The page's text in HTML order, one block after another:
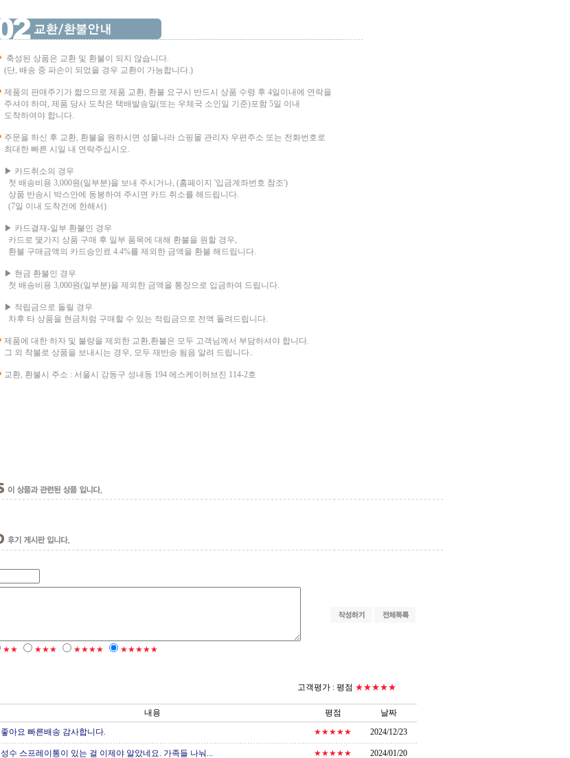
축성된 상품은 교환 및 환불이 되지 않습니다.
(단, 배송 중 파손이 되었을 경우 교환이 가능합니다.)
제품의 판매주기가 짧으므로 제품 교환, 환불 요구시 반드시 상품 수령 후 4일이내에 연락을
주셔야 하며, 제품 당사 도착은 택배발송일(또는 우체국 소인일 기준)포함 5일 이내
도착하여야 합니다.
주문을 하신 후 교환, 환불을 원하시면 성물나라 쇼핑몰 관리자 우편주소 또는 전화번호로
최대한 빠른 시일 내 연락주십시오.
▶ 카드취소의 경우
첫 배송비용 3,000원(일부분)을 보내 주시거나, (홈페이지 '입금계좌번호 참조')
상품 반송시 박스안에 동봉하여 주시면 카드 취소를 해드립니다.
(7일 이내 도착건에 한해서)
▶ 카드결재-일부 환불인 경우
카드로 몇가지 상품 구매 후 일부 품목에 대해 환불을 원할 경우,
환불 구매금액의 카드승인료 4.4%를 제외한 금액을 환불 해드립니다.
▶ 현금 환불인 경우
첫 배송비용 3,000원(일부분)을 제외한 금액을 통장으로 입금하여 드립니다.
▶ 적립금으로 돌릴 경우
차후 타 상품을 현금처럼 구매할 수 있는 적립금으로 전액 돌려드립니다.
제품에 대한 하자 및 불량을 제외한 교환,환불은 모두 고객님께서 부담하셔야 합니다.
그 외 착불로 상품을 보내시는 경우, 모두 재반송 됨음 알려 드립니다..
교환, 환불시 주소 : 서울시 강동구 성내동 194 에스케이허브진 114-2호
★★ ★★★ ★★★★ ★★★★★
고객평가 : 평점 ★★★★★
내용 평점
날짜
좋아요 빠른배송 감사합니다. ★★★★★ 2024/12/23
성수 스프레이통이 있는 걸 이제야 알았네요. 가족들 나눠... ★★★★★ 2024/01/20